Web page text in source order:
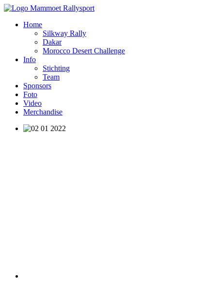
Home
Silkway Rally
Dakar
Morocco Desert Challenge
Info
Stichting
Team
Sponsors
Foto
Video
Merchandise